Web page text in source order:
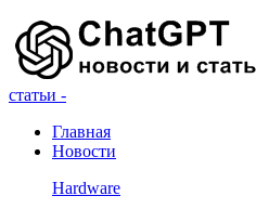
статьи -
Главная
Новости
Hardware